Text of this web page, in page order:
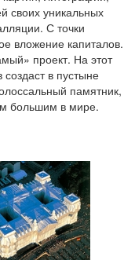
своих уникальных
С точки
вложение капиталов.
проект. На этот
в пустыне
памятник,
большим в мире.